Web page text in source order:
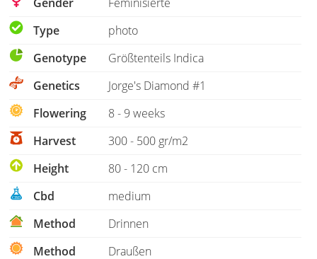
Type
photo
Genotype
Größtenteils Indica
Genetics
Jorge's Diamond #1
Flowering
8 - 9 weeks
Harvest
300 - 500 gr/m2
Height
80 - 120 cm
Cbd
medium
Method
Drinnen
Method
Draußen